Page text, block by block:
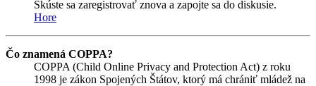
Skúste sa zaregistrovať znova a zapojte sa do diskusie.
Hore
Čo znamená COPPA?
COPPA (Child Online Privacy and Protection Act) z roku
1998 je zákon Spojených Štátov, ktorý má chrániť mládež na